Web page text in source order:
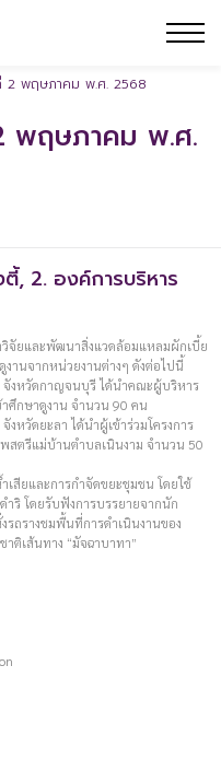
2 พฤษภาคม พ.ศ. 2568
พฤษภาคม พ.ศ.
, 2. องค์การบริหาร
จัยและพัฒนาสิ่งแวดล้อมแหลมผักเบี้ย
านจากหน่วยงานต่างๆ ดังต่อไปนี้
จังหวัดกาญจนบุรี ได้นำคณะผู้บริหาร
ศึกษาดูงาน จำนวน 90 คน
หวัดยะลา ได้นำผู้เข้าร่วมโครงการ
ตรีแม่บ้านตำบลเนินงาม จำนวน 50
เสียและการกำจัดขยะชุมชน โดยใช้
ริ โดยรับฟังการบรรยายจากนัก
ถรางชมพื้นที่การดำเนินงานของ
ติเส้นทาง “มัจฉาบาทา”